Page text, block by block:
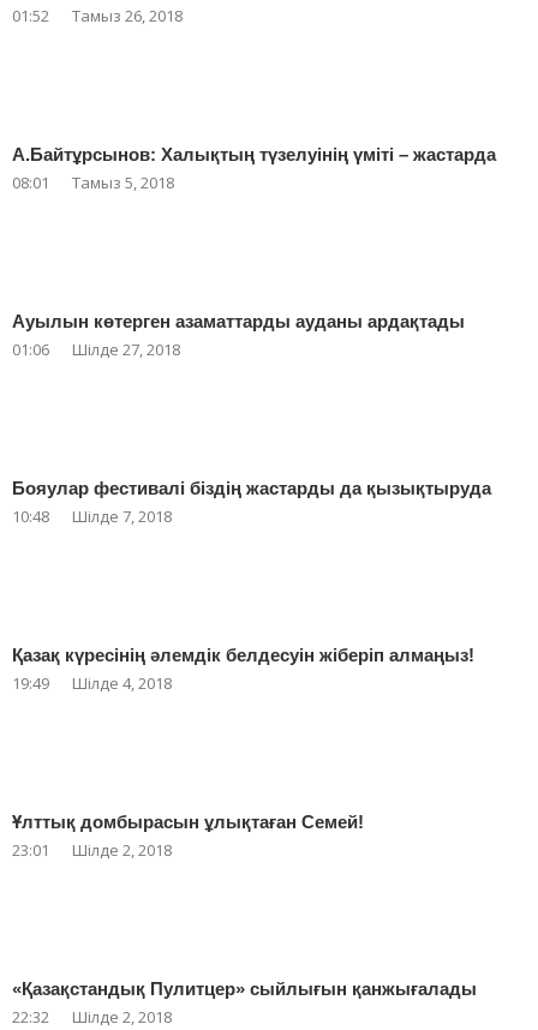
01:52 Тамыз 26, 2018
А.Байтұрсынов: Халықтың түзелуінің үміті – жастарда
08:01 Тамыз 5, 2018
Ауылын көтерген азаматтарды ауданы ардақтады
01:06 Шілде 27, 2018
Бояулар фестивалі біздің жастарды да қызықтыруда
10:48 Шілде 7, 2018
Қазақ күресінің әлемдік белдесуін жіберіп алмаңыз!
19:49 Шілде 4, 2018
Ұлттық домбырасын ұлықтаған Семей!
23:01 Шілде 2, 2018
«Қазақстандық Пулитцер» сыйлығын қанжығалады
22:32 Шілде 2, 2018